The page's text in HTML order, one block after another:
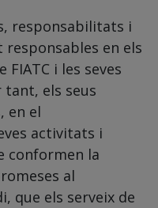
responsabilitats i
en els
i les seves
tant, els seus
en el
activitats i
conformen la
al
que els serveix de